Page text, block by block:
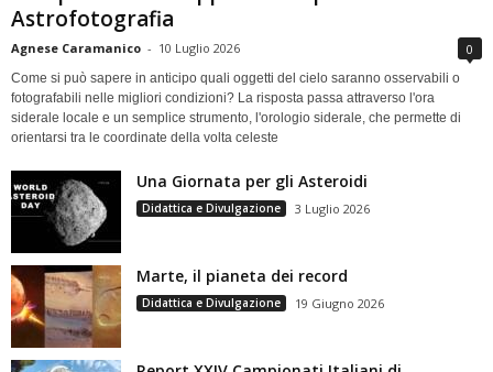
Astrofotografia
Agnese Caramanico - 10 Luglio 2026 0
Come si può sapere in anticipo quali oggetti del cielo saranno osservabili o
fotografabili nelle migliori condizioni? La risposta passa attraverso l'ora
siderale locale e un semplice strumento, l'orologio siderale, che permette di
orientarsi tra le coordinate della volta celeste
Una Giornata per gli Asteroidi
Didattica e Divulgazione 3 Luglio 2026
Marte, il pianeta dei record
Didattica e Divulgazione 19 Giugno 2026